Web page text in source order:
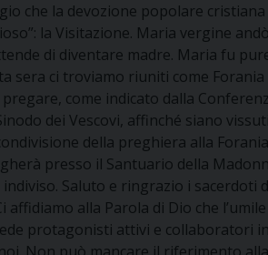
che la devozione popolare
la Visitazione. Maria vergine
di diventare madre. Maria fu
sera ci troviamo riuniti come
come indicato dalla
dei Vescovi, affinché siano
della preghiera alla
presso il Santuario della
indiviso. Saluto e ringrazio i
affidiamo alla Parola di Dio che
protagonisti attivi e collaboratori